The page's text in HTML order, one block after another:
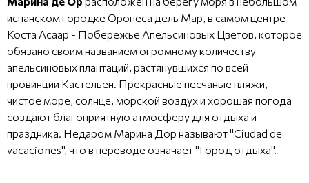
испанском городке Оропеса дель Мар, в самом центре
Коста Асаар - Побережье Апельсиновых Цветов, которое
обязано своим названием огромному количеству
апельсиновых плантаций, растянувшихся по всей
провинции Кастельен. Прекрасные песчаные пляжи,
чистое море, солнце, морской воздух и хорошая погода
создают благоприятную атмосферу для отдыха и
праздника. Недаром Марина Дор называют "Ciudad de
vacaciones", что в переводе означает "Город отдыха".